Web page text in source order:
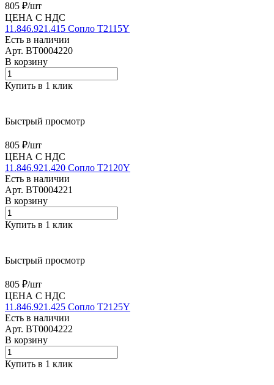
805 ₽/шт
ЦЕНА С НДС
11.846.921.415 Сопло T2115Y
Есть в наличии
Арт. BT0004220
В корзину
Купить в 1 клик
Быстрый просмотр
805 ₽/шт
ЦЕНА С НДС
11.846.921.420 Сопло T2120Y
Есть в наличии
Арт. BT0004221
В корзину
Купить в 1 клик
Быстрый просмотр
805 ₽/шт
ЦЕНА С НДС
11.846.921.425 Сопло T2125Y
Есть в наличии
Арт. BT0004222
В корзину
Купить в 1 клик